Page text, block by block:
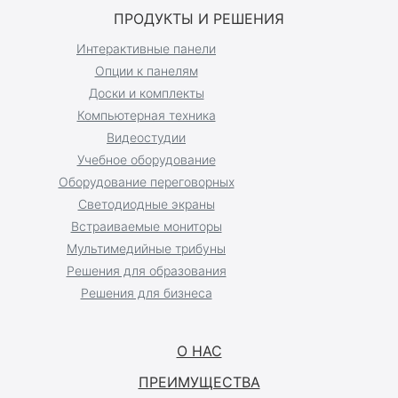
ПРОДУКТЫ И РЕШЕНИЯ
О НАС
ПРЕИМУЩЕСТВА
Интерактивные панели
Доски и комплекты
Оборудование переговорных
Учебное оборудование
Светодиодные экраны
Встраиваемые мониторы
Мультимедийные трибуны
Решения для образования
Решения для бизнеса
Опции к панелям
Компьютерная техника
Видеостудии